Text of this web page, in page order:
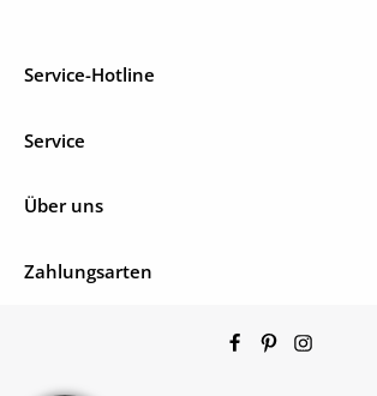
Service-Hotline
Service
Über uns
Zahlungsarten